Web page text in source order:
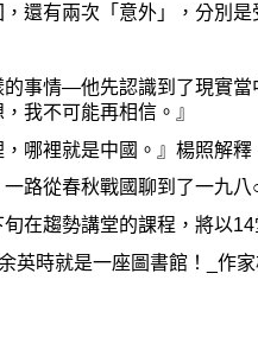
還有兩次「意外」，分別
的事情—他先認識到了現實當
我不可能再相信。』
哪裡就是中國。』楊照解
路從春秋戰國聊到了一九八
在趨勢講堂的課程，將以14
英時就是一座圖書館！ 作